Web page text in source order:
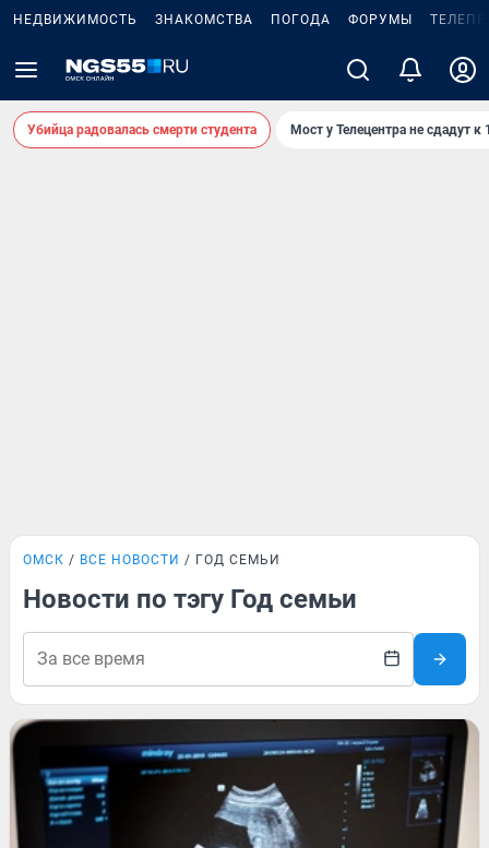
НЕДВИЖИМОСТЬ ЗНАКОМСТВА ПОГОДА ФОРУМЫ
Убийца радовалась смерти студента Мост у Телецентра не сдадут к
ОМСК ВСЕ НОВОСТИ ГОД СЕМЬИ
Новости по тэгу Год семьи